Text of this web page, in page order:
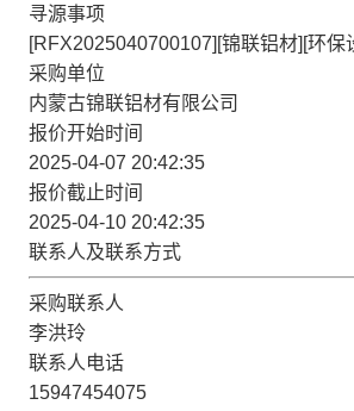
寻源事项
[RFX2025040700107][锦联铝材][环保
采购单位
内蒙古锦联铝材有限公司
报价开始时间
2025-04-07 20:42:35
报价截止时间
2025-04-10 20:42:35
联系人及联系方式
采购联系人
李洪玲
联系人电话
15947454075